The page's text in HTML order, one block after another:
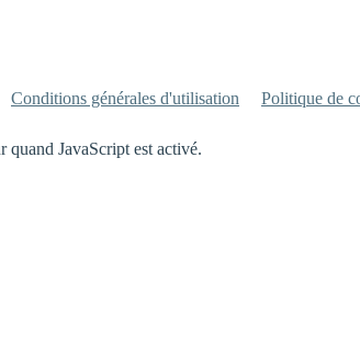
Conditions générales d'utilisation Politique de
quand JavaScript est activé.